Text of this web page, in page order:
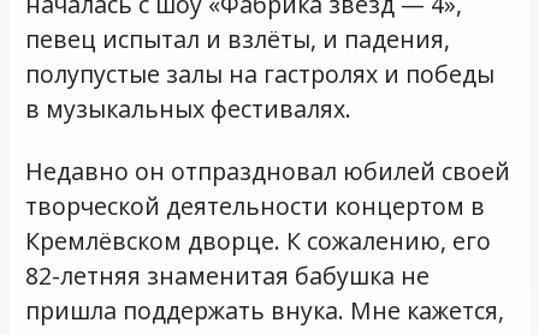
певец испытал и взлёты, и падения,
полупустые залы на гастролях и победы
в музыкальных фестивалях.
Недавно он отпраздновал юбилей своей
творческой деятельности концертом в
Кремлёвском дворце. К сожалению, его
82-летняя знаменитая бабушка не
пришла поддержать внука. Мне кажется,